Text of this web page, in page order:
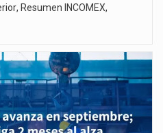
, Resumen INCOMEX,